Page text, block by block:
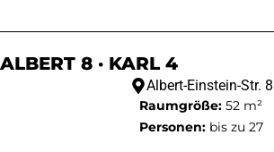
ALBERT 8 · KARL 4
Albert-Einstein-Str. 8
Raumgröße: 52 m²
Personen: bis zu 27